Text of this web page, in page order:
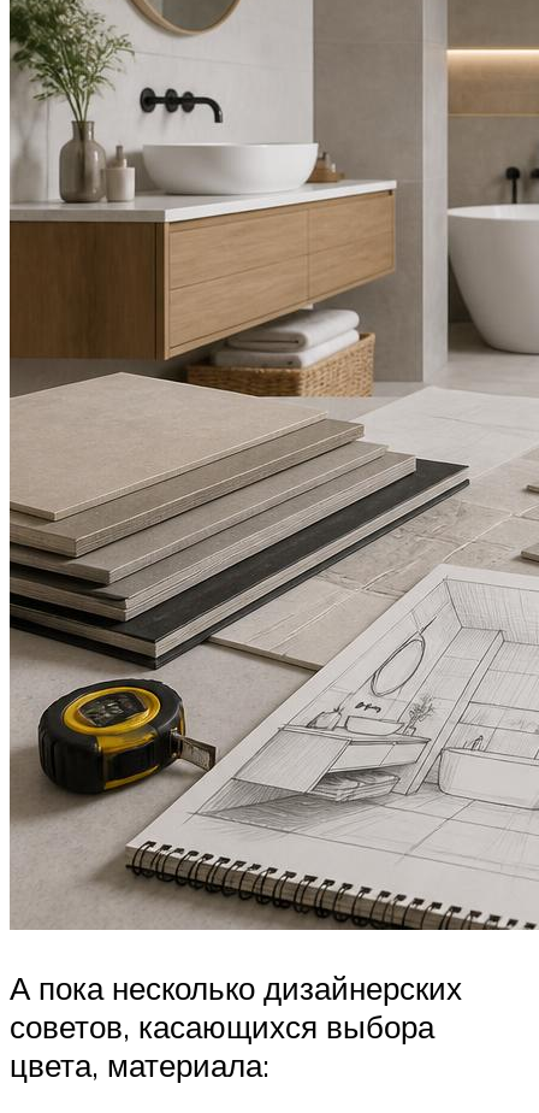
А пока несколько дизайнерских
советов, касающихся выбора
цвета, материала: